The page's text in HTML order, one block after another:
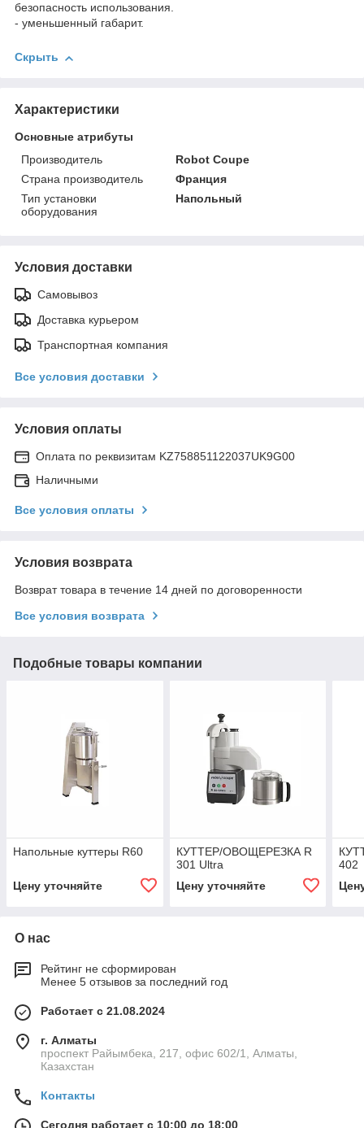
безопасность использования.
- уменьшенный габарит.
Скрыть
Характеристики
Основные атрибуты
Производитель
Robot Coupe
Страна производитель
Франция
Тип установки
оборудования
Напольный
Условия доставки
Самовывоз
Доставка курьером
Транспортная компания
Все условия доставки
Условия оплаты
Оплата по реквизитам KZ758851122037UK9G00
Наличными
Все условия оплаты
Условия возврата
Возврат товара в течение 14 дней по договоренности
Все условия возврата
Подобные товары компании
Напольные куттеры R60
Цену уточняйте
КУТТЕР/ОВОЩЕРЕЗКА R
301 Ultra
Цену уточняйте
402
О нас
Рейтинг не сформирован
Менее 5 отзывов за последний год
Работает с 21.08.2024
г. Алматы
проспект Райымбека, 217, офис 602/1, Алматы,
Казахстан
Контакты
Сегодня работает с 10:00 до 18:00